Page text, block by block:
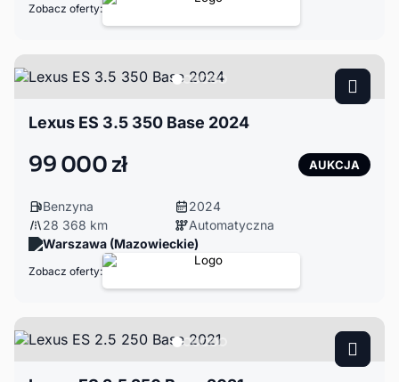
Zobacz oferty:
Lexus ES 3.5 350 Base 2024
99 000 zł AUKCJA
Benzyna
2024
28 368 km
Automatyczna
Warszawa (Mazowieckie)
Zobacz oferty: